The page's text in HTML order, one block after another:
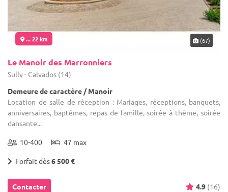
... 22 km (67)
Le Manoir des Marronniers
Sully - Calvados (14)
Demeure de caractère / Manoir
Location de salle de réception : Mariages, réceptions, banquets,
anniversaires, baptêmes, repas de famille, soirée à thème, soirée
dansante...
10-400 47 max
Forfait dès6 500 €
Contacter 4.9 (16)